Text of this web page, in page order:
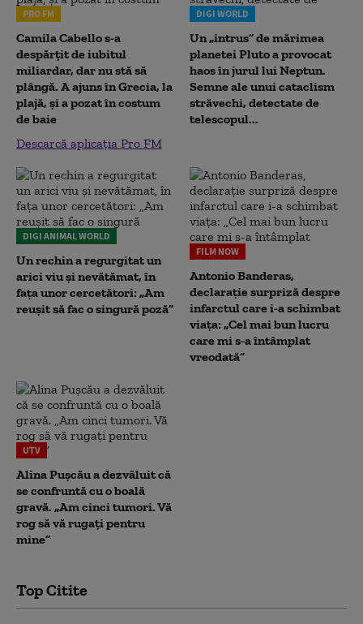
PRO FM
Camila Cabello s-a
despărțit de iubitul
miliardar, dar nu stă să
plângă. A ajuns în Grecia, la
plajă, și a pozat în costum
de baie
Descarcă aplicația Pro FM
DIGI WORLD
Un „intrus” de mărimea
planetei Pluto a provocat
haos în jurul lui Neptun.
Semne ale unui cataclism
străvechi, detectate de
telescopul...
DIGI ANIMAL WORLD
Un rechin a regurgitat un
arici viu și nevătămat, în
fața unor cercetători: „Am
reușit să fac o singură poză”
FILM NOW
Antonio Banderas,
declarație surpriză despre
infarctul care i-a schimbat
viața: „Cel mai bun lucru
care mi s-a întâmplat
vreodată”
UTV
Alina Pușcău a dezvăluit că
se confruntă cu o boală
gravă. „Am cinci tumori. Vă
rog să vă rugați pentru
mine”
Top Citite